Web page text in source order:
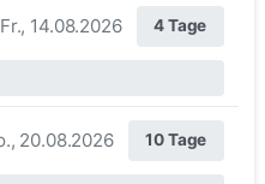
Fr., 14.08.2026 4 Tage
20.08.2026 10 Tage